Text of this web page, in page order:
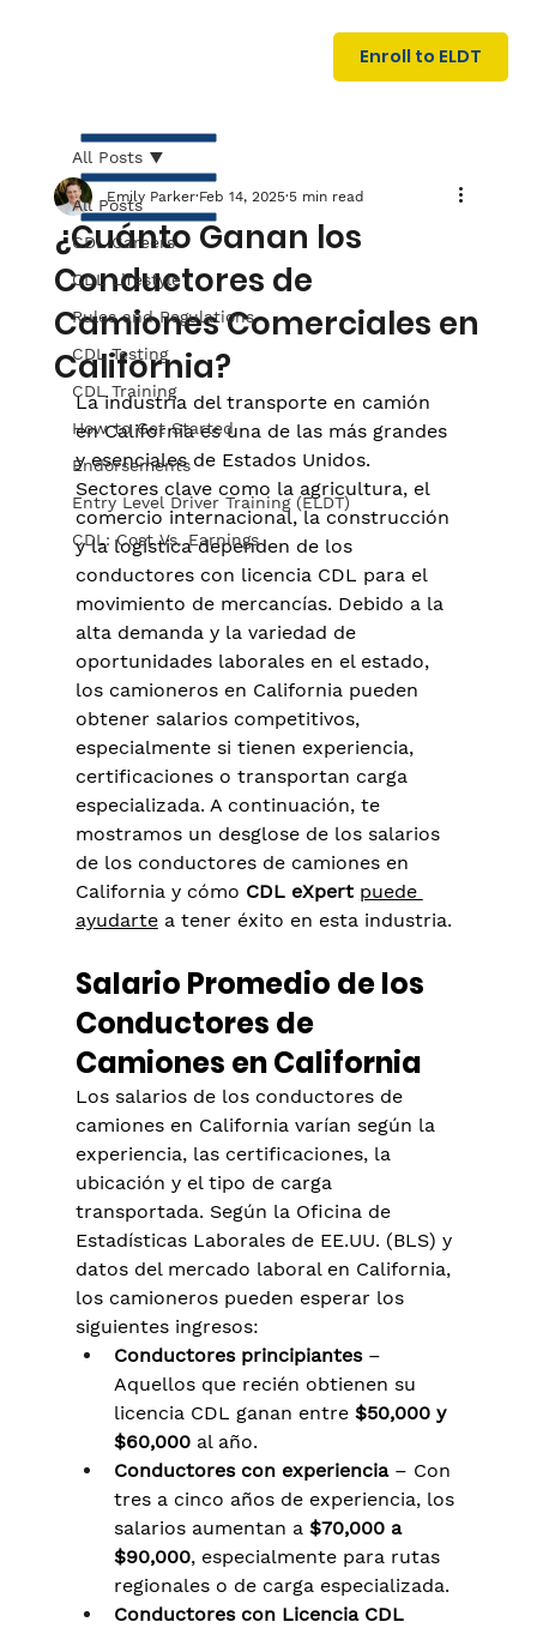
N
I
NG
Enroll to ELDT
All Posts
CDL Careers
CDL Lifestyle
Rules and Regulations
CDL Testing
CDL Training
How to Get Started
Endorsements
Entry Level Driver Training (ELDT)
CDL: Cost Vs. Earnings
All Posts
¿Cuánto Ganan los
Conductores de
Camiones Comerciales en
California?
Emily Parker Feb 14, 2025 5 min read
La industria del transporte en camión
en California es una de las más grandes
y esenciales de Estados Unidos.
Sectores clave como la agricultura, el
comercio internacional, la construcción
y la logística dependen de los
conductores con licencia CDL para el
movimiento de mercancías. Debido a la
alta demanda y la variedad de
oportunidades laborales en el estado,
los camioneros en California pueden
obtener salarios competitivos,
especialmente si tienen experiencia,
certificaciones o transportan carga
especializada. A continuación, te
mostramos un desglose de los salarios
de los conductores de camiones en
California y cómo CDL eXpert puede
ayudarte a tener éxito en esta industria.
Salario Promedio de los
Conductores de
Camiones en California
Los salarios de los conductores de
camiones en California varían según la
experiencia, las certificaciones, la
ubicación y el tipo de carga
transportada. Según la Oficina de
Estadísticas Laborales de EE.UU. (BLS) y
datos del mercado laboral en California,
los camioneros pueden esperar los
siguientes ingresos:
Conductores principiantes –
Aquellos que recién obtienen su
licencia CDL ganan entre $50,000 y
$60,000 al año.
Conductores con experiencia – Con
tres a cinco años de experiencia, los
salarios aumentan a $70,000 a
$90,000, especialmente para rutas
regionales o de carga especializada.
Conductores con Licencia CDL